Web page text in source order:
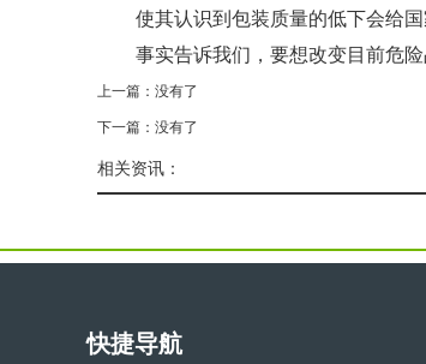
使其认识到包装质量的低下会给
事实告诉我们，要想改变目前危
上一篇：没有了
下一篇：没有了
相关资讯：
快捷导航